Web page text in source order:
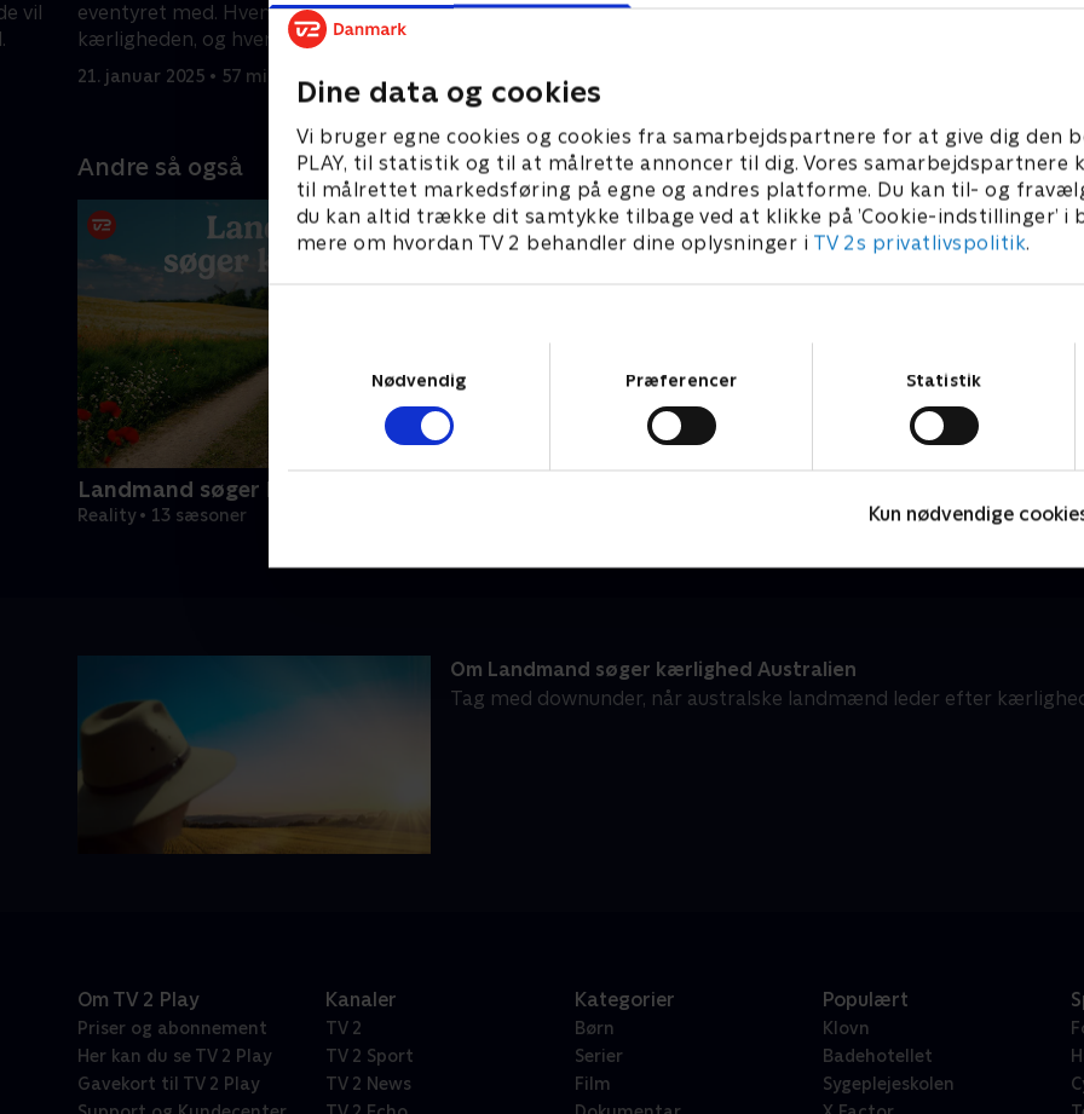
Dine data og cookies
Vi bruger egne cookies og cookies fra samarbejdspartnere for at give dig den
PLAY, til statistik og til at målrette annoncer til dig. Vores samarbejdspartnere
til målrettet markedsføring på egne og andres platforme. Du kan til- og
du kan altid trække dit samtykke tilbage ved at klikke på ’Cookie-indstillinger’ i
mere om hvordan TV 2 behandler dine oplysninger i TV 2s privatlivspolitik.
Nødvendig
Præferencer Statistik
Kun nødvendige
vil
eventyret med. Hvem ender med
kærligheden, og hvem ender med et
knust hjerte?
21. januar 2025 • 57 min
igen. Hvordan går det med
28. januar 2025 • 59 min
Andre så også
Landmand søger kærlighed
Reality • 13 sæsoner
Om Landmand søger kærlighed Australien
Tag med downunder, når australske landmænd leder efter
Om TV 2 Play
Priser og abonnement
Her kan du se TV 2 Play
Gavekort til TV 2 Play
Kanaler
TV 2
TV 2 Sport
TV 2 News
Kategorier
Børn
Serier
Film
Populært
Klovn
Badehotellet
Sygeplejeskolen